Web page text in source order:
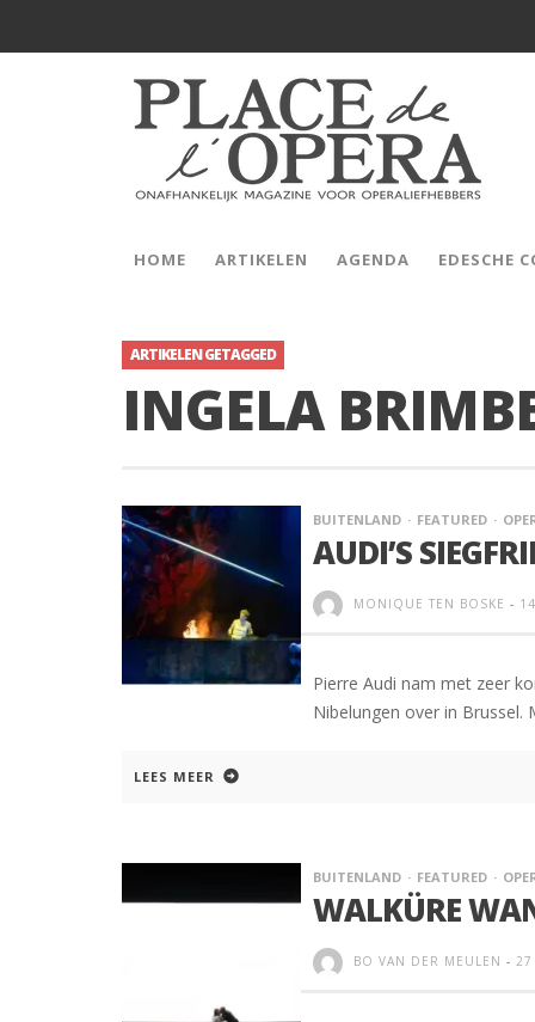
HOME ARTIKELEN AGENDA EDESCHE
ARTIKELEN GETAGGED
INGELA
BUITENLAND FEATURED
AUDI’S
MONIQUE TEN BOSKE -
Pierre Audi nam met zeer
Nibelungen over in Brussel.
LEES MEER
BUITENLAND FEATURED
WALKÜRE
BO VAN DER MEULEN - 27